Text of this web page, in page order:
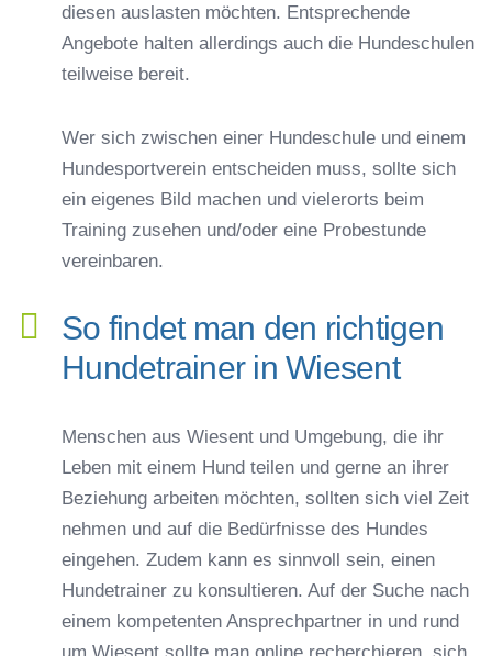
diesen auslasten möchten. Entsprechende
Angebote halten allerdings auch die Hundeschulen
teilweise bereit.
Wer sich zwischen einer Hundeschule und einem
Hundesportverein entscheiden muss, sollte sich
ein eigenes Bild machen und vielerorts beim
Training zusehen und/oder eine Probestunde
vereinbaren.
So findet man den richtigen
Hundetrainer in Wiesent
Menschen aus Wiesent und Umgebung, die ihr
Leben mit einem Hund teilen und gerne an ihrer
Beziehung arbeiten möchten, sollten sich viel Zeit
nehmen und auf die Bedürfnisse des Hundes
eingehen. Zudem kann es sinnvoll sein, einen
Hundetrainer zu konsultieren. Auf der Suche nach
einem kompetenten Ansprechpartner in und rund
um Wiesent sollte man online recherchieren, sich